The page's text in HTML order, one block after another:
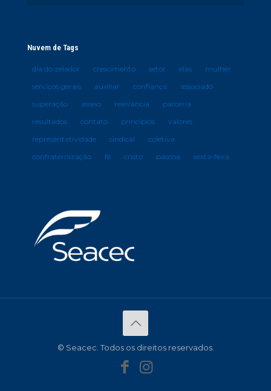
Nuvem de Tags
dia do zelador crescimento setor elas
mulher
serviços gerais
auxiliar confiança
associado
superação
asseio relevância
parceria
resultados
contato princípios
valores
representatividade
sindical
coletiva
confraternização
fé cristo páscoa sexta-feira
© Seacec. Todos os direitos reservados.